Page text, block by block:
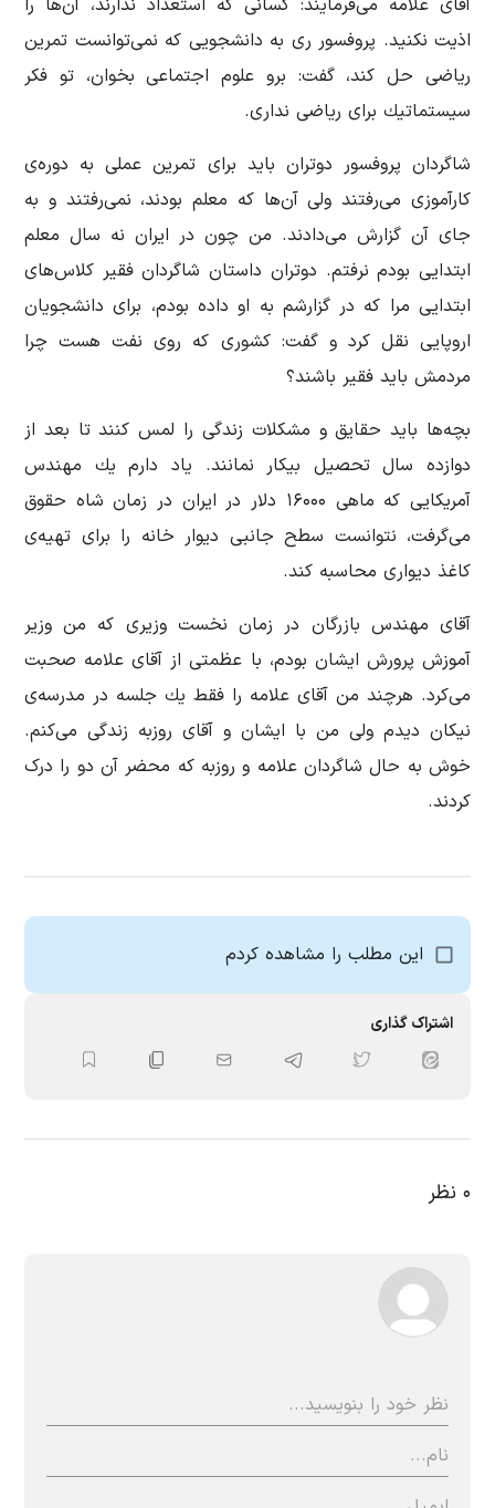
اذیت نكنید. پروفسور ری به دانشجویی كه نمی‌توانست تمرین
ریاضی حل كند، گفت: برو علوم اجتماعی بخوان، تو فكر
سیستماتیك برای ریاضی نداری.
شاگردان پروفسور دوتران باید برای تمرین عملی به دوره‌ی
کارآموزی می‌رفتند ولی آن‌ها كه معلم بودند، نمی‌رفتند و به
جای آن گزارش می‌دادند. من چون در ایران نه سال معلم
ابتدایی بودم نرفتم. دوتران داستان شاگردان فقیر كلاس‌های
ابتدایی مرا که در گزارشم به او داده بودم، برای دانشجویان
اروپایی نقل كرد و گفت: كشوری كه روی نفت هست چرا
مردمش باید فقیر باشند؟
بچه‌ها باید حقایق و مشكلات زندگی را لمس كنند تا بعد از
دوازده سال تحصیل بیكار نمانند. یاد دارم یك مهندس
آمریكایی که ماهی ۱۶۰۰۰ دلار در ایران در زمان شاه حقوق
می‌گرفت، نتوانست سطح جانبی دیوار خانه را برای تهیه‌ی
كاغذ دیواری محاسبه كند.
آقای مهندس بازرگان در زمان نخست وزیری که من وزیر
آموزش پرورش ایشان بودم، با عظمتی از آقای علامه صحبت
می‌كرد. هرچند من آقای علامه را فقط یك جلسه در مدرسه‌ی
نیكان دیدم ولی من با ایشان و آقای روزبه زندگی می‌كنم.
خوش به حال شاگردان علامه و روزبه كه محضر آن‌ دو را درک
کردند.
این مطلب را مشاهده کردم
اشتراک گذاری
۰ نظر